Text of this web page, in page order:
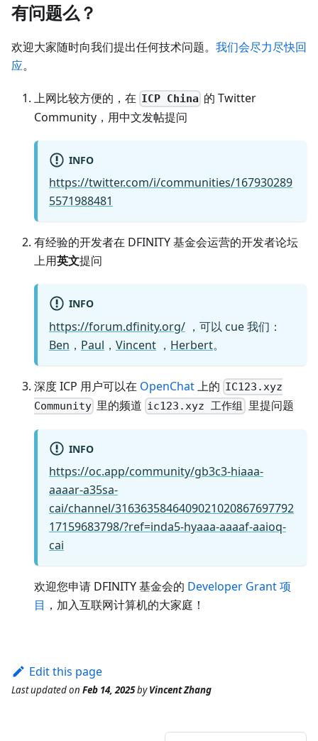
有问题么？
欢迎大家随时向我们提出任何技术问题。 我们会尽力尽快回
应。
上网比较方便的，在 ICP China 的 Twitter
Community，用中文发帖提问
INFO
https://twitter.com/i/communities/167930289
5571988481
有经验的开发者在 DFINITY 基金会运营的开发者论坛
上用英文提问
INFO
https://forum.dfinity.org/ ，可以 cue 我们：
Ben ， Paul ， Vincent ， Herbert。
深度 ICP 用户可以在 OpenChat上的 IC123.xyz
Community 里的频道 ic123.xyz 工作组 里提问题
INFO
https://oc.app/community/gb3c3-hiaaa-
aaaar-a35sa-
cai/channel/3163635846409021020867697792
17159683798/?ref=inda5-hyaaa-aaaaf-aaioq-
cai
欢迎您申请 DFINITY 基金会的 Developer Grant 项
目 ，加入互联网计算机的大家庭！
Edit this page
Last updatedon Feb 14, 2025byVincent Zhang